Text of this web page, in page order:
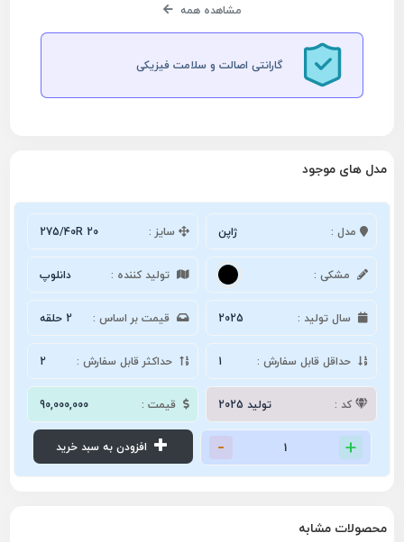
مشاهده همه
گارانتی اصالت و سلامت فیزیکی
مدل های موجود
مدل : ژاپن سایز : 275/40R 20
مشکی : تولید کننده : دانلوپ
سال تولید : 2025 قیمت بر اساس : 2 حلقه
حداقل قابل سفارش : 1 حداکثر قابل سفارش : 2
کد : تولید 2025 قیمت : 90,000,000
محصولات مشابه